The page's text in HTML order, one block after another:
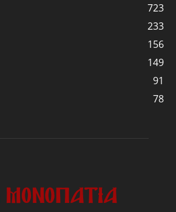
723
233
156
149
91
78